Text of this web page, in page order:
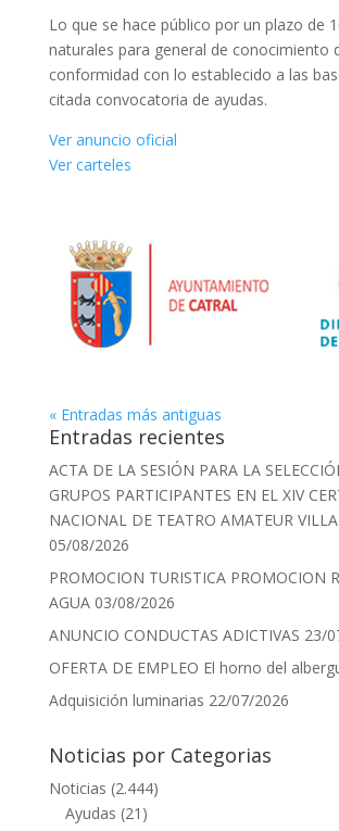
Lo que se hace público por un plazo de
naturales para general de conocimiento
conformidad con lo establecido a las
citada convocatoria de ayudas.
Ver anuncio oficial
Ver carteles
« Entradas más antiguas
Entradas recientes
ACTA DE LA SESIÓN PARA LA
GRUPOS PARTICIPANTES EN EL XIV
NACIONAL DE TEATRO AMATEUR VILLA
05/08/2026
PROMOCION TURISTICA PROMOCION
AGUA 03/08/2026
ANUNCIO CONDUCTAS ADICTIVAS 23/
OFERTA DE EMPLEO El horno del
Adquisición luminarias 22/07/2026
Noticias por Categorias
Noticias (2.444)
Ayudas (21)